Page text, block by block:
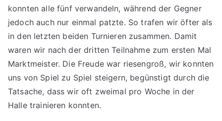
konnten alle fünf verwandeln, während der Gegner
jedoch auch nur einmal patzte. So trafen wir öfter als
in den letzten beiden Turnieren zusammen. Damit
waren wir nach der dritten Teilnahme zum ersten Mal
Marktmeister. Die Freude war riesengroß, wir konnten
uns von Spiel zu Spiel steigern, begünstigt durch die
Tatsache, dass wir oft zweimal pro Woche in der
Halle trainieren konnten.